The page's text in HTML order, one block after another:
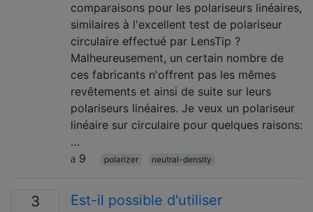
comparaisons pour les polariseurs linéaires,
similaires à l'excellent test de polariseur
circulaire effectué par LensTip ?
Malheureusement, un certain nombre de
ces fabricants n'offrent pas les mêmes
revêtements et ainsi de suite sur leurs
polariseurs linéaires. Je veux un polariseur
linéaire sur circulaire pour quelques raisons:
…
9
polarizer neutral-density
3
Est-il possible d'utiliser